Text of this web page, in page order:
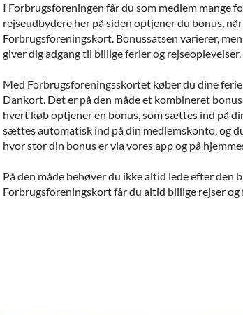
I Forbrugsforeningen får du som medlem mange
rejseudbydere her på siden optjener du bonus,
Forbrugsforeningskort. Bonussatsen varierer,
giver dig adgang til billige ferier og rejseoplevelser.
Med Forbrugsforeningsskortet køber du dine
Dankort. Det er på den måde et kombineret
hvert køb optjener en bonus, som sættes ind på
sættes automatisk ind på din medlemskonto, og
hvor stor din bonus er via vores app og på
På den måde behøver du ikke altid lede efter den
Forbrugsforeningskort får du altid billige rejser og